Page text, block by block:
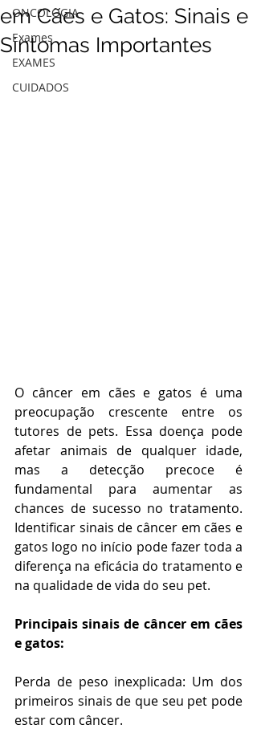
ONCOLOGIA
Exames
EXAMES
CUIDADOS
em Cães e Gatos: Sinais e
Sintomas Importantes
O câncer em cães e gatos é uma
preocupação crescente entre os
tutores de pets. Essa doença pode
afetar animais de qualquer idade,
mas a detecção precoce é
fundamental para aumentar as
chances de sucesso no tratamento.
Identificar sinais de câncer em cães e
gatos logo no início pode fazer toda a
diferença na eficácia do tratamento e
na qualidade de vida do seu pet.
Principais sinais de câncer em cães
e gatos:
Perda de peso inexplicada: Um dos
primeiros sinais de que seu pet pode
estar com câncer.